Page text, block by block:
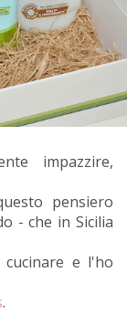
impazzire,
pensiero
- che in Sicilia
e l'ho
.